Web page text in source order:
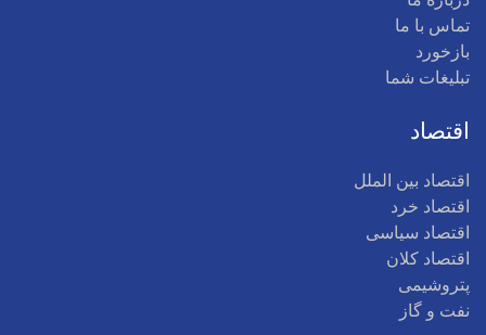
تماس با ما
بازخورد
تبلیغات شما
اقتصاد
اقتصاد بین الملل
اقتصاد خرد
اقتصاد سیاسی
اقتصاد کلان
پتروشیمی
نفت و گاز